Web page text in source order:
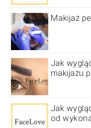
Makijaż
Jak
makijażu
Jak
od